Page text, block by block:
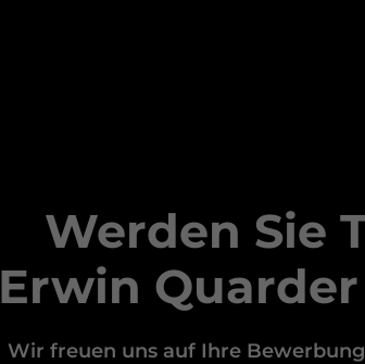
Werden Sie
Erwin
Wir freuen uns auf Ihre